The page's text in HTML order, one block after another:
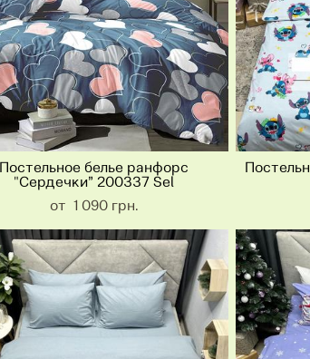
Постельное белье ранфорс
"Сердечки” 200337 Sel
от 1 090 грн.